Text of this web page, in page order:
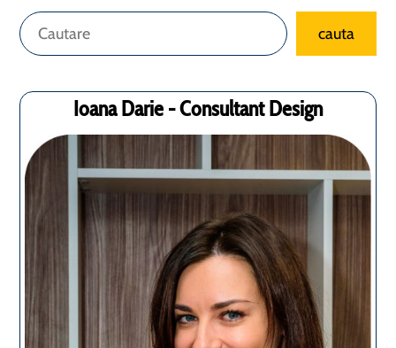
Caută cauta
Ioana Darie - Consultant Design